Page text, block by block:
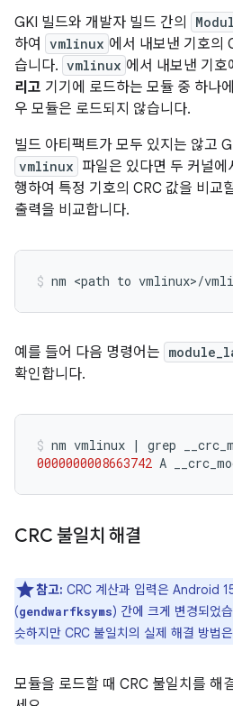
GKI 빌드와 개발자 빌드 간의
하여
vmlinux 에서 내보낸 기호의
습니다. vmlinux 에서 내보낸 기호
리고 기기에 로드하는 모듈 중 하나
우 모듈은 로드되지 않습니다.
빌드 아티팩트가 모두 있지는 않고
vmlinux 파일은 있다면 두 커널
행하여 특정 기호의 CRC 값을 비교
출력을 비교합니다.
nm <path to vmlinux>/
예를 들어 다음 명령어는
확인합니다.
nm vmlinux | grep
0000000008663742 A
CRC 불일치 해결
참고: CRC 계산과 입력은 Android
(gendwarfksyms) 간에 크게 변경되었
슷하지만 CRC 불일치의 실제 해결 방법
모듈을 로드할 때 CRC 불일치를 해